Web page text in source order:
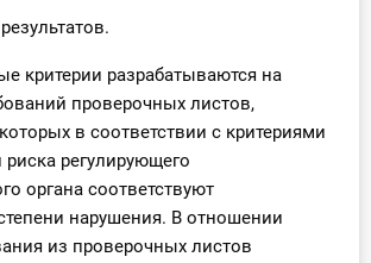
критерии разрабатываются на
проверочных листов,
в соответствии с критериями
регулирующего
органа соответствуют
нарушения. В отношении
из проверочных листов